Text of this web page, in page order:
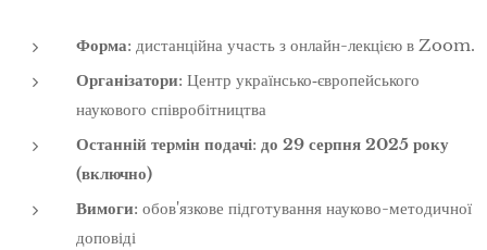
Форма: дистанційна участь з онлайн-лекцією в Zoom.
Організатори: Центр українсько‑європейського
наукового співробітництва
Останній термін подачі: до 29 серпня 2025 року
(включно)
Вимоги: обов'язкове підготування науково-методичної
доповіді